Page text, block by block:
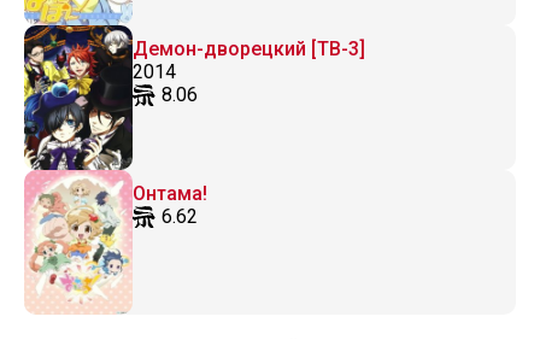
Демон-дворецкий [ТВ-3]
2014
8.06
Онтама!
6.62